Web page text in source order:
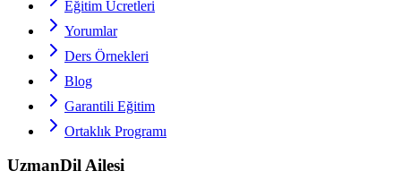
Eğitim Ücretleri
Yorumlar
Ders Örnekleri
Blog
Garantili Eğitim
Ortaklık Programı
UzmanDil Ailesi